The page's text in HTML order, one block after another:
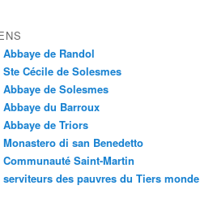
Abbaye de Randol
Ste Cécile de Solesmes
Abbaye de Solesmes
Abbaye du Barroux
Abbaye de Triors
Monastero di san Benedetto
Communauté Saint-Martin
serviteurs des pauvres du Tiers monde